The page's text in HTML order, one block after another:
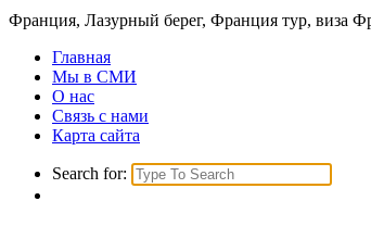
Франция, Лазурный берег, Франция тур, виза
Главная
Мы в СМИ
О нас
Связь с нами
Карта сайта
Search for: